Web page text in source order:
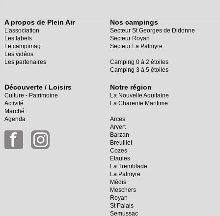
A propos de Plein Air
L’association
Les labels
Le campimag
Les vidéos
Les partenaires
Nos campings
Secteur St Georges de Didonne
Secteur Royan
Secteur La Palmyre
Camping 0 à 2 étoiles
Camping 3 à 5 étoiles
Découverte / Loisirs
Culture - Patrimoine
Activité
Marché
Agenda
Notre région
La Nouvelle Aquitaine
La Charente Maritime
Arces
Arvert
Barzan
Breuillet
Cozes
Etaules
La Tremblade
La Palmyre
Médis
Meschers
Royan
St Palais
Semussac